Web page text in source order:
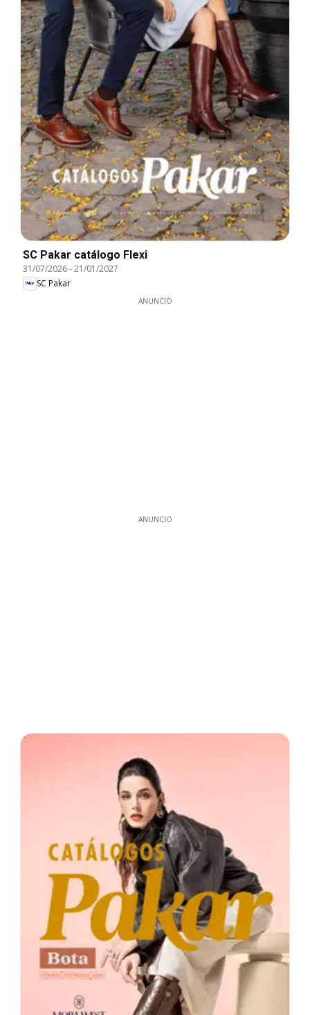
SC Pakar catálogo Flexi
31/07/2026-21/01/2027
SC Pakar
ANUNCIO
ANUNCIO